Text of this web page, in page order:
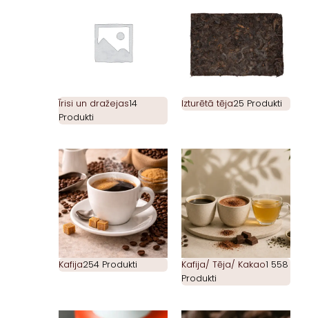
Īrisi un dražejas14
Produkti
Izturētā tēja25 Produkti
Kafija254 Produkti Kafija/ Tēja/ Kakao1 558
Produkti